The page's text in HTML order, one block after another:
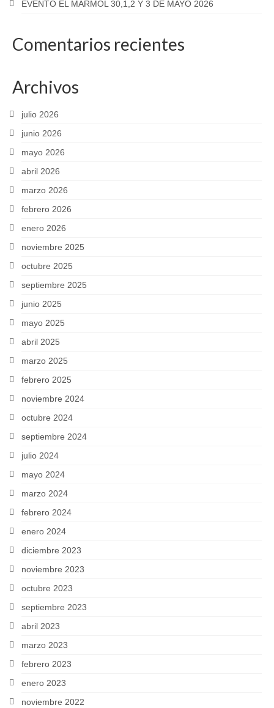
EVENTO EL MÁRMOL 30,1,2 Y 3 DE MAYO 2026
Comentarios recientes
Archivos
julio 2026
junio 2026
mayo 2026
abril 2026
marzo 2026
febrero 2026
enero 2026
noviembre 2025
octubre 2025
septiembre 2025
junio 2025
mayo 2025
abril 2025
marzo 2025
febrero 2025
noviembre 2024
octubre 2024
septiembre 2024
julio 2024
mayo 2024
marzo 2024
febrero 2024
enero 2024
diciembre 2023
noviembre 2023
octubre 2023
septiembre 2023
abril 2023
marzo 2023
febrero 2023
enero 2023
noviembre 2022